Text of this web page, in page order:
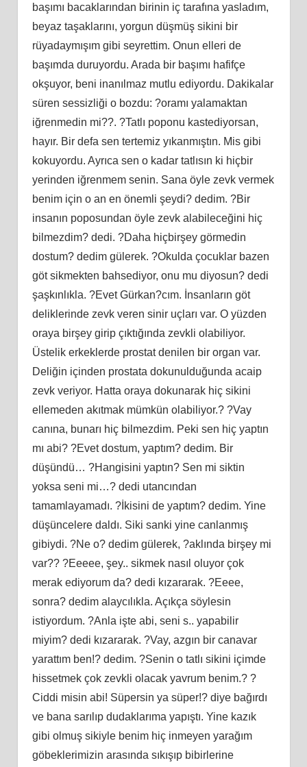
başımı bacaklarından birinin iç tarafına yasladım,
beyaz taşaklarını, yorgun düşmüş sikini bir
rüyadaymışım gibi seyrettim. Onun elleri de
başımda duruyordu. Arada bir başımı hafifçe
okşuyor, beni inanılmaz mutlu ediyordu. Dakikalar
süren sessizliği o bozdu: ?oramı yalamaktan
iğrenmedin mi??. ?Tatlı poponu kastediyorsan,
hayır. Bir defa sen tertemiz yıkanmıştın. Mis gibi
kokuyordu. Ayrıca sen o kadar tatlısın ki hiçbir
yerinden iğrenmem senin. Sana öyle zevk vermek
benim için o an en önemli şeydi? dedim. ?Bir
insanın poposundan öyle zevk alabileceğini hiç
bilmezdim? dedi. ?Daha hiçbirşey görmedin
dostum? dedim gülerek. ?Okulda çocuklar bazen
göt sikmekten bahsediyor, onu mu diyosun? dedi
şaşkınlıkla. ?Evet Gürkan?cım. İnsanların göt
deliklerinde zevk veren sinir uçları var. O yüzden
oraya birşey girip çıktığında zevkli olabiliyor.
Üstelik erkeklerde prostat denilen bir organ var.
Deliğin içinden prostata dokunulduğunda acaip
zevk veriyor. Hatta oraya dokunarak hiç sikini
ellemeden akıtmak mümkün olabiliyor.? ?Vay
canına, bunarı hiç bilmezdim. Peki sen hiç yaptın
mı abi? ?Evet dostum, yaptım? dedim. Bir
düşündü… ?Hangisini yaptın? Sen mi siktin
yoksa seni mi…? dedi utancından
tamamlayamadı. ?İkisini de yaptım? dedim. Yine
düşüncelere daldı. Siki sanki yine canlanmış
gibiydi. ?Ne o? dedim gülerek, ?aklında birşey mi
var?? ?Eeeee, şey.. sikmek nasıl oluyor çok
merak ediyorum da? dedi kızararak. ?Eeee,
sonra? dedim alaycılıkla. Açıkça söylesin
istiyordum. ?Anla işte abi, seni s.. yapabilir
miyim? dedi kızararak. ?Vay, azgın bir canavar
yarattım ben!? dedim. ?Senin o tatlı sikini içimde
hissetmek çok zevkli olacak yavrum benim.? ?
Ciddi misin abi! Süpersin ya süper!? diye bağırdı
ve bana sarılıp dudaklarıma yapıştı. Yine kazık
gibi olmuş sikiyle benim hiç inmeyen yarağım
göbeklerimizin arasında sıkışıp bibirlerine